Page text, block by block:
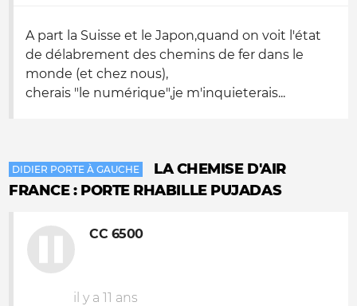
A part la Suisse et le Japon,quand on voit l'état
de délabrement des chemins de fer dans le
monde (et chez nous),
cherais "le numérique",je m'inquieterais...
DIDIER PORTE À GAUCHE
LA CHEMISE D'AIR
FRANCE : PORTE RHABILLE PUJADAS
CC 6500
il y a 11 ans